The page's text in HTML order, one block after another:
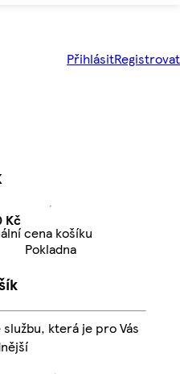
PřihlásitRegistrovat
KčAktuální cena košíku
Kč
cena košíku
Pokladna
která je pro Vás